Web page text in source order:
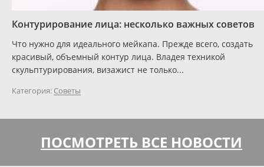
Контурирование лица: несколько важных советов
Что нужно для идеального мейкапа. Прежде всего, создать
красивый, объемный контур лица. Владея техникой
скульптурирования, визажист не только...
Категория: Советы
ПОСМОТРЕТЬ ВСЕ НОВОСТИ